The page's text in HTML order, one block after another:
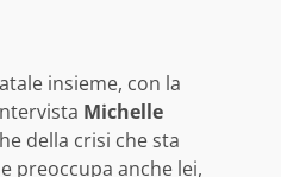
insieme, con la
Michelle
della crisi che sta
preoccupa anche lei,